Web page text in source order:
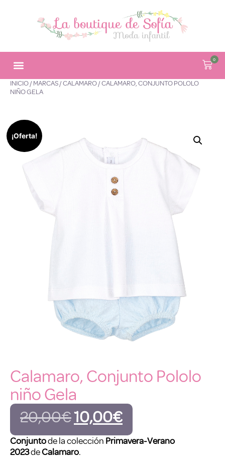
0
INICIO/MARCAS/CALAMARO/ CALAMARO, CONJUNTO POLOLO
NIÑO GELA
¡Oferta!
Calamaro, Conjunto Pololo
niño Gela
20,00€10,00€
Conjuntode la colección Primavera-Verano
2023deCalamaro.